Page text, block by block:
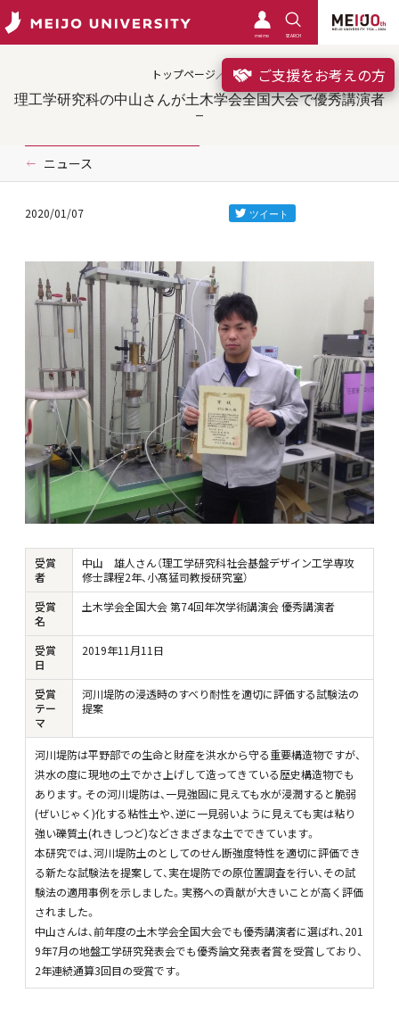
meimo SEARCH
ご支援をお考えの方
トップページ／受賞
理工学研究科の中山さんが土木学会全国大会で優秀講演者
ニュース
2020/01/07
受賞
者
中山 雄人さん（理工学研究科社会基盤デザイン工学専攻
修士課程2年、小髙猛司教授研究室）
受賞
名
土木学会全国大会 第74回年次学術講演会 優秀講演者
受賞
日
2019年11月11日
受賞
テー
マ
河川堤防の浸透時のすべり耐性を適切に評価する試験法の
提案
河川堤防は平野部での生命と財産を洪水から守る重要構造物ですが、
洪水の度に現地の土でかさ上げして造ってきている歴史構造物でも
あります。その河川堤防は、一見強固に見えても水が浸潤すると脆弱
(ぜいじゃく)化する粘性土や、逆に一見弱いように見えても実は粘り
強い礫質土(れきしつど)などさまざまな土でできています。
本研究では、河川堤防土のとしてのせん断強度特性を適切に評価でき
る新たな試験法を提案して、実在堤防での原位置調査を行い、その試
験法の適用事例を示しました。実務への貢献が大きいことが高く評価
されました。
中山さんは、前年度の土木学会全国大会でも優秀講演者に選ばれ、201
9年7月の地盤工学研究発表会でも優秀論文発表者賞を受賞しており、
2年連続通算3回目の受賞です。